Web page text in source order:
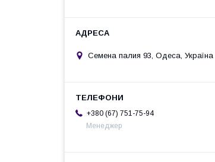
Семена палия 93, Одеса, Україна
+380 (67) 751-75-94
Менеджер